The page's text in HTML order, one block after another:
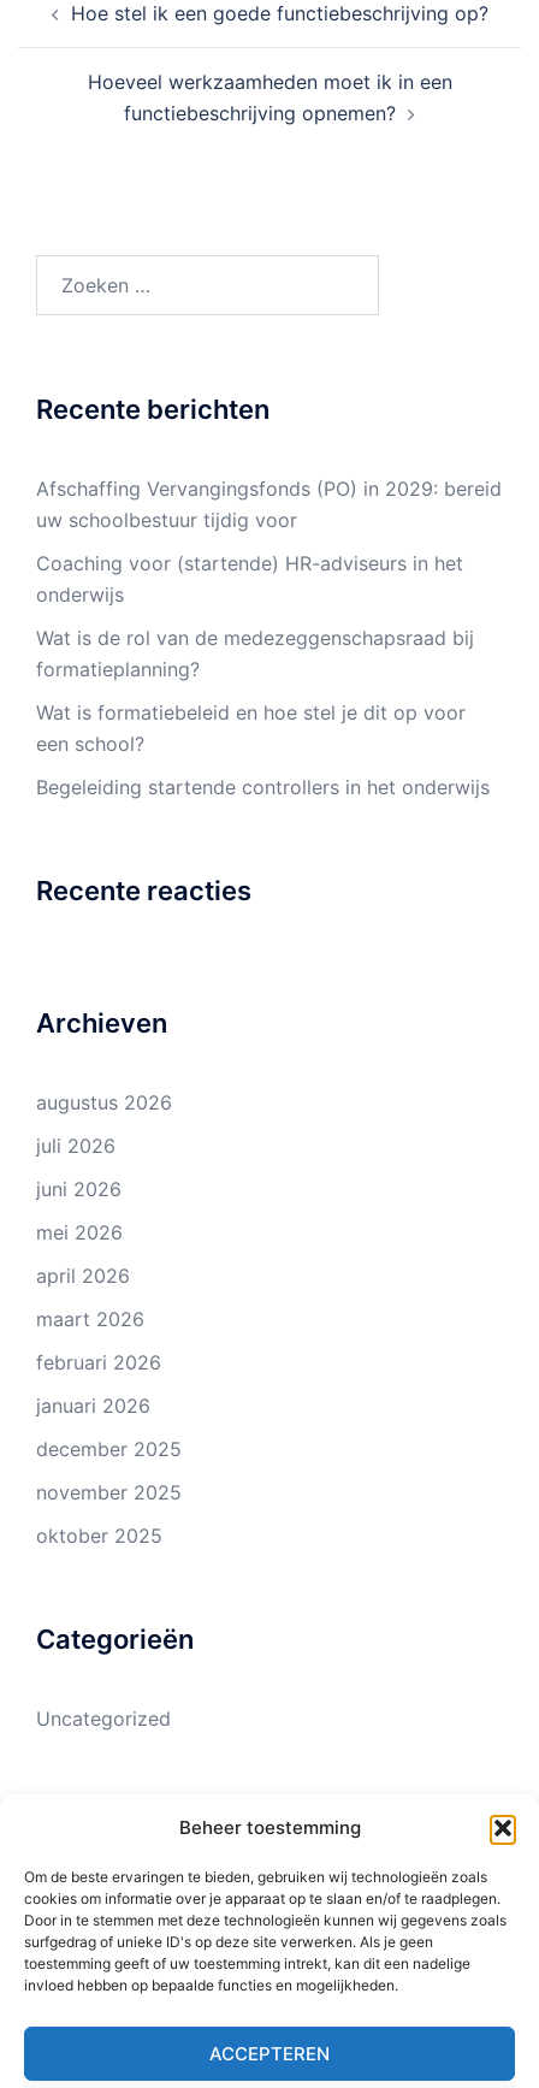
Beheer toestemming
Om de beste ervaringen te bieden, gebruiken wij technologieën zoals
cookies om informatie over je apparaat op te slaan en/of te raadplegen.
Door in te stemmen met deze technologieën kunnen wij gegevens zoals
surfgedrag of unieke ID's op deze site verwerken. Als je geen
toestemming geeft of uw toestemming intrekt, kan dit een nadelige
invloed hebben op bepaalde functies en mogelijkheden.
ACCEPTEREN
navigatie
Hoe stel ik een goede functiebeschrijving op?
Hoeveel werkzaamheden moet ik in een
functiebeschrijving opnemen?
Recente berichten
Afschaffing Vervangingsfonds (PO) in 2029: bereid
uw schoolbestuur tijdig voor
Coaching voor (startende) HR-adviseurs in het
onderwijs
Wat is de rol van de medezeggenschapsraad bij
formatieplanning?
Wat is formatiebeleid en hoe stel je dit op voor
een school?
Begeleiding startende controllers in het onderwijs
Recente reacties
Archieven
augustus 2026
juli 2026
juni 2026
mei 2026
april 2026
maart 2026
februari 2026
januari 2026
december 2025
november 2025
oktober 2025
Categorieën
Uncategorized
Login
Vermeldingen feed
Reacties feed
WordPress.org